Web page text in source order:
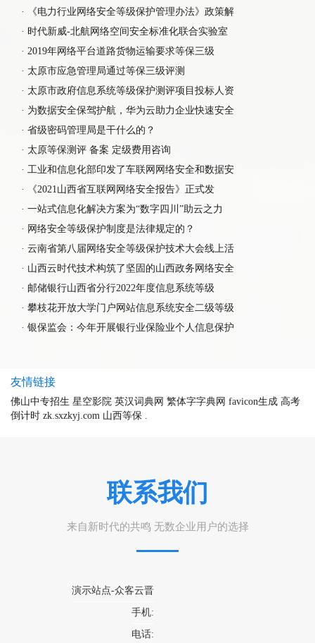
·
《电力行业网络安全等级保护管理办法》政策解
· 时代新威-北航网络空间安全标准化联合实验室
· 2019年网络平台道路货物运输要求等保三级
· 太原市应急管理局通过等保三级评测
· 太原市政府信息系统等级保护测评项目投标人资
· 为数据安全保驾护航，华为云助力企业快速安全
· 省级密码管理局是干什么的？
· 太原等保测评 备案 定级费用咨询
· 工业和信息化部印发了车联网网络安全和数据安
·
《2021山西省互联网网络安全报告》正式发
· 一站式信息化解决方案为“数字四川”助云之力
· 网络安全等级保护制度是法律规定的？
· 云南省第八届网络安全等级保护技术大会线上活
· 山西云时代技术构筑了坚固的山西政务网络安全
· 邮储银行山西省分行2022年度信息系统等级
· 攀枝花开放大学门户网站信息系统安全二级等级
· 银保监会：今年开展银行业保险业个人信息保护
友情链接
佛山中专招生 星空影院 英汉词典网 繁体字字典网 favicon生成 高考
倒计时 zk.sxzkyj.com 山西等保 .
联系我们
来自新时代的共鸣 无数企业用户的选择
演示站点-众客云晋
手机:
电话: